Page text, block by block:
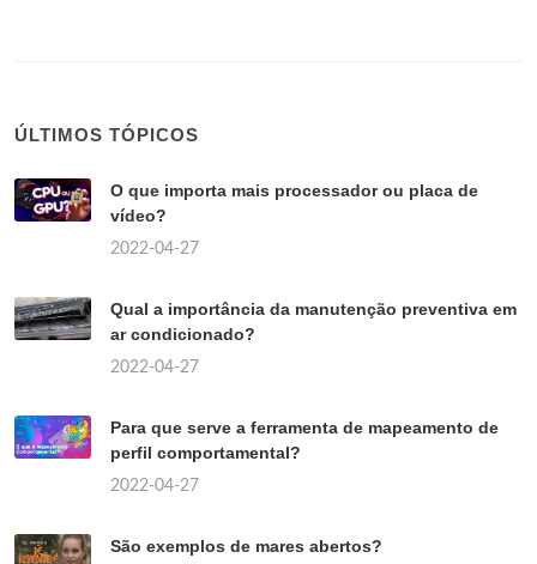
ÚLTIMOS TÓPICOS
O que importa mais processador ou placa de
vídeo?
2022-04-27
Qual a importância da manutenção preventiva em
ar condicionado?
2022-04-27
Para que serve a ferramenta de mapeamento de
perfil comportamental?
2022-04-27
São exemplos de mares abertos?